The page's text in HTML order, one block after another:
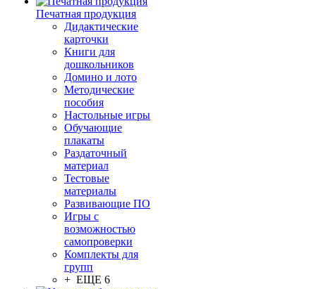
Печатная продукция
Дидактические
карточки
Книги для
дошкольников
Домино и лото
Методические
пособия
Настольные игры
Обучающие
плакаты
Раздаточный
материал
Тестовые
материалы
Развивающие ПО
Игры с
возможностью
самопроверки
Комплекты для
групп
+ ЕЩЕ 6